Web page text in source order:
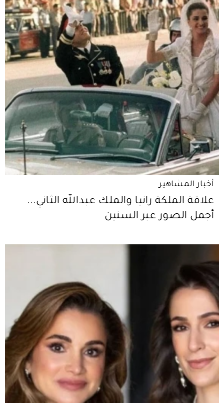
أخبار المشاهير
علاقة الملكة رانيا والملك عبدالله الثاني...
أجمل الصور عبر السنين